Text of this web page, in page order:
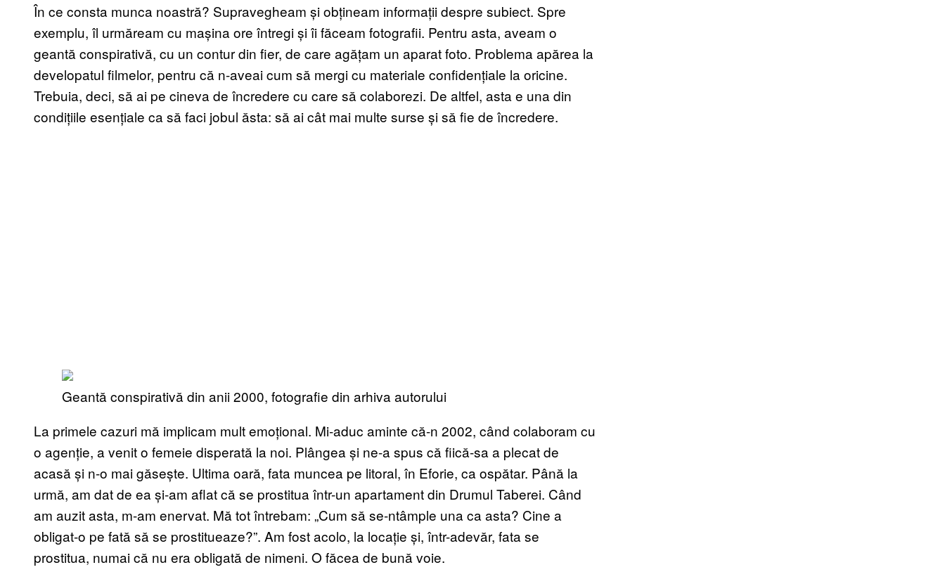
În ce consta munca noastră? Supravegheam și obțineam informații despre subiect. Spre
exemplu, îl urmăream cu mașina ore întregi și îi făceam fotografii. Pentru asta, aveam o
geantă conspirativă, cu un contur din fier, de care agățam un aparat foto. Problema apărea la
developatul filmelor, pentru că n-aveai cum să mergi cu materiale confidențiale la oricine.
Trebuia, deci, să ai pe cineva de încredere cu care să colaborezi. De altfel, asta e una din
condițiile esențiale ca să faci jobul ăsta: să ai cât mai multe surse și să fie de încredere.
Geantă conspirativă din anii 2000, fotografie din arhiva autorului
La primele cazuri mă implicam mult emoțional. Mi-aduc aminte că-n 2002, când colaboram cu
o agenție, a venit o femeie disperată la noi. Plângea și ne-a spus că fiică-sa a plecat de
acasă și n-o mai găsește. Ultima oară, fata muncea pe litoral, în Eforie, ca ospătar. Până la
urmă, am dat de ea și-am aflat că se prostitua într-un apartament din Drumul Taberei. Când
am auzit asta, m-am enervat. Mă tot întrebam: „Cum să se-ntâmple una ca asta? Cine a
obligat-o pe fată să se prostitueaze?”. Am fost acolo, la locație și, într-adevăr, fata se
prostitua, numai că nu era obligată de nimeni. O făcea de bună voie.